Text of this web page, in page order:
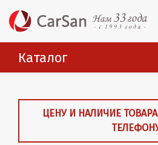
Каталог
ЦЕНУ И НАЛИЧИЕ